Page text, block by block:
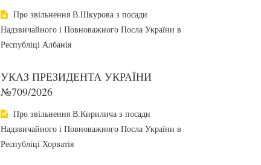
Про звільнення В.Шкурова з посади
Надзвичайного і Повноважного Посла України в
Республіці Албанія
УКАЗ ПРЕЗИДЕНТА УКРАЇНИ
№709/2026
Про звільнення В.Кирилича з посади
Надзвичайного і Повноважного Посла України в
Республіці Хорватія